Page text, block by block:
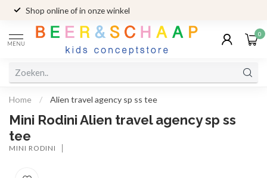
Shop online of in onze winkel
MENU
0
Home / Alien travel agency sp ss tee
Mini Rodini Alien travel agency sp ss
tee
MINI RODINI